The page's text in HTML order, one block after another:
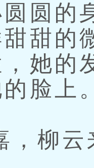
圆的
甜的
她的
脸上
柳云